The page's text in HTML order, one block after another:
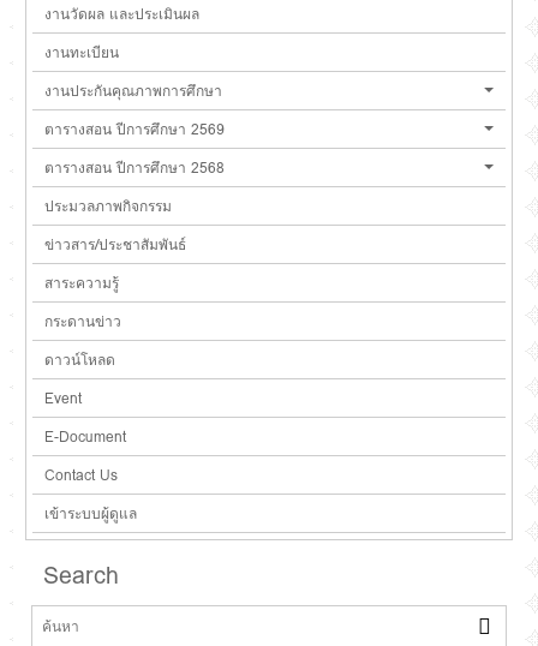
งานวัดผล และประเมินผล
งานทะเบียน
งานประกันคุณภาพการศึกษา
ตารางสอน ปีการศึกษา 2569
ตารางสอน ปีการศึกษา 2568
ประมวลภาพกิจกรรม
ข่าวสาร/ประชาสัมพันธ์
สาระความรู้
กระดานข่าว
ดาวน์โหลด
Event
E-Document
Contact Us
เข้าระบบผู้ดูแล
Search